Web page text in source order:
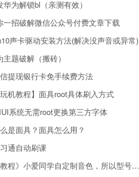
华为解锁bl（亲测有效）
一招破解微信公众号付费文章下载
声卡驱动安装方法(解决没声音或异常)
主题破解（搬砖）
提现银行卡免手续费方法
玩机教程】面具root具体刷入方式
系统无需root更换第三方字体
是面具？面具怎么用？
通自动刷课
教程》小爱同学自定制音色，所以型号通用，不用root